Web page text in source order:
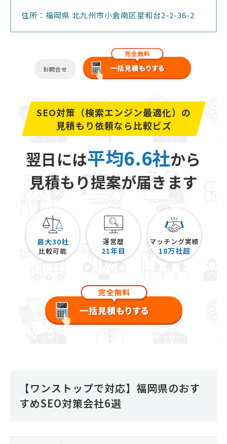
住所：福岡県 北九州市小倉南区星和台2-2-36-2
お問合せ
SEO対策（検索エンジン最適化）の
見積もり依頼なら比較ビズ
翌日には平均6.6社から
見積もり提案が届きます
最大30社
比較可能
運営歴
21年目
マッチング実績
18万社超
【ワンストップで対応】福岡県のおす
すめSEO対策会社6選